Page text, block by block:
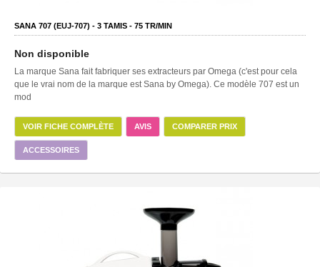
SANA 707 (EUJ-707) - 3 TAMIS - 75 TR/MIN
Non disponible
La marque Sana fait fabriquer ses extracteurs par Omega (c'est pour cela
que le vrai nom de la marque est Sana by Omega). Ce modèle 707 est un
mod
VOIR FICHE COMPLÈTE AVIS COMPARER PRIX
ACCESSOIRES